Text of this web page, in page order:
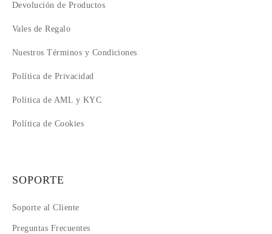
Devolución de Productos
Vales de Regalo
Nuestros Términos y Condiciones
Política de Privacidad
Política de AML y KYC
Política de Cookies
SOPORTE
Soporte al Cliente
Preguntas Frecuentes